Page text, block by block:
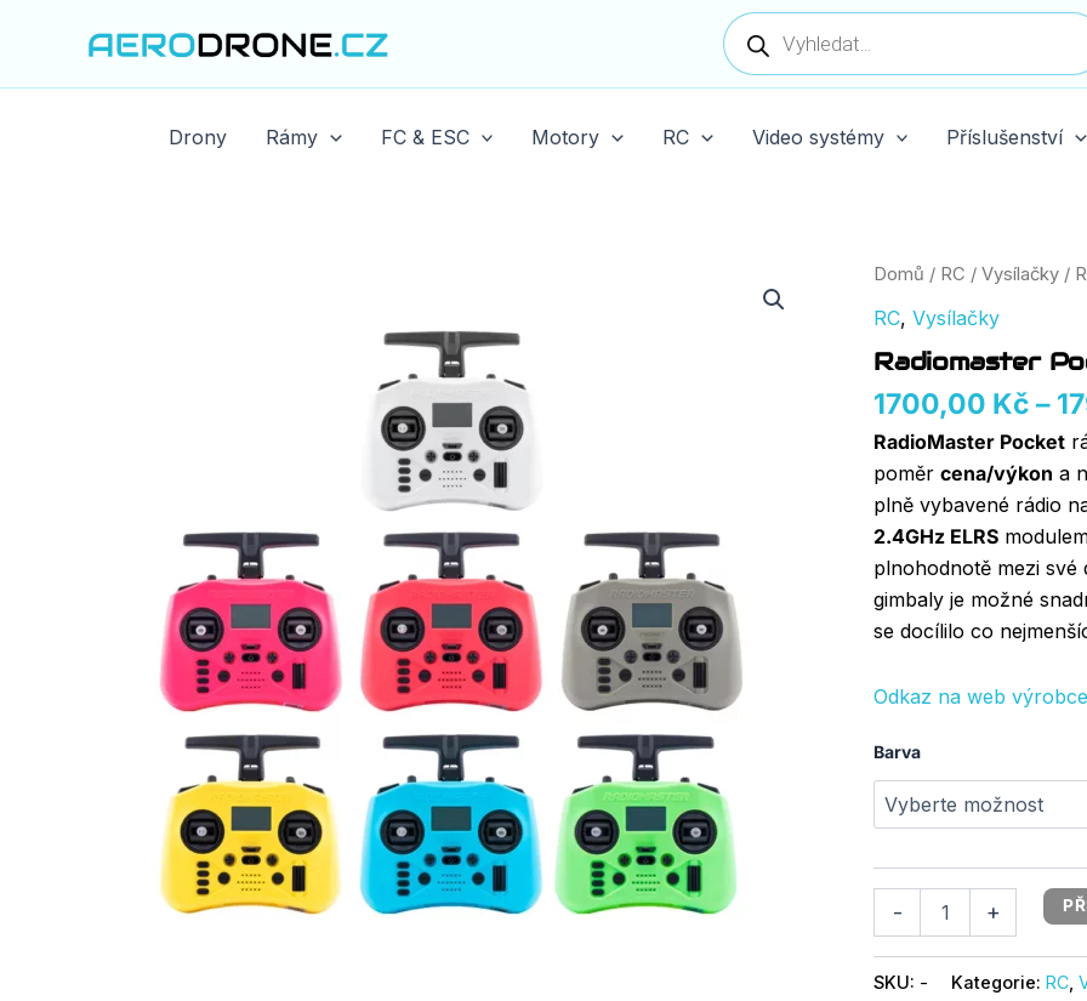
Products
search
Drony Rámy FC & ESC Motory RC Video systémy Příslušenství
Domů / RC / Vysílačky /
RC, Vysílačky
Radiomaster
1700,00 Kč –
RadioMaster Pocket
poměr cena/výkon a
plně vybavené rádio
2.4GHz ELRS
plnohodnotě mezi
gimbaly je možné
se docílilo co
Odkaz na web
Barva
-
Radiomaster
Radio
ELRS
množství
+
SKU: - Kategorie: RC